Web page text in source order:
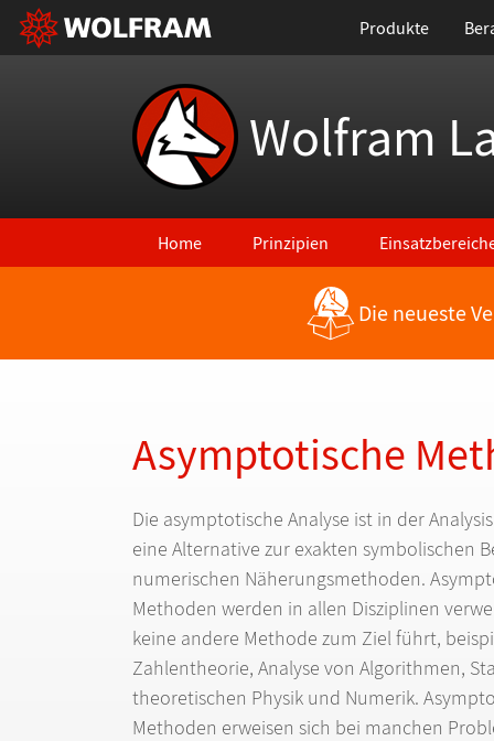
Produkte
Wolfram
Home Prinzipien
Zurück zu den neuesten FeaturesDie neueste
Asymptotische
Die asymptotische Analyse ist in der
eine Alternative zur exakten symbolischen
numerischen Näherungsmethoden.
Methoden werden in allen Disziplinen
keine andere Methode zum Ziel führt,
Zahlentheorie, Analyse von Algorithmen,
theoretischen Physik und Numerik.
Methoden erweisen sich bei manchen